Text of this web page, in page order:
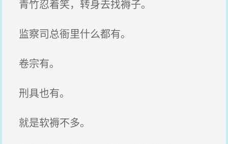
青竹忍着笑，转身去找褥子。
监察司总衙里什么都有。
卷宗有。
刑具也有。
就是软褥不多。